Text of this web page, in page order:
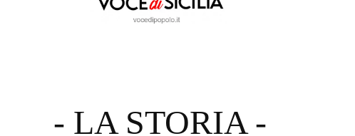
- LA STORIA -